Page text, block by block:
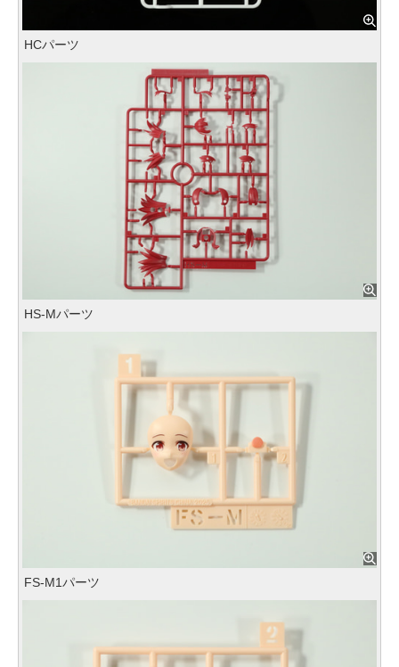
HCパーツ
HS-Mパーツ
FS-M1パーツ